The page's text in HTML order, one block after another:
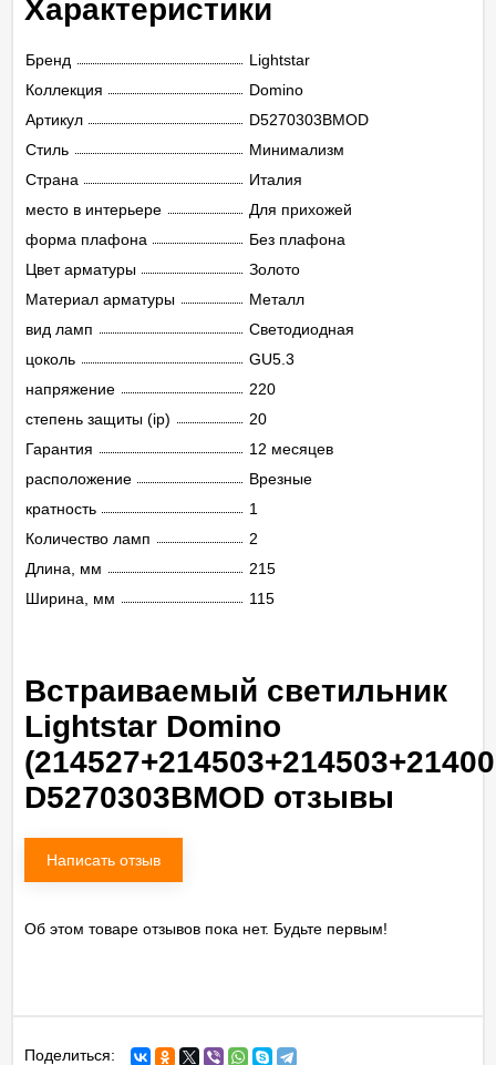
Характеристики
Бренд
Lightstar
Коллекция
Domino
Артикул
D5270303BMOD
Стиль
Минимализм
Страна
Италия
место в интерьере
Для прихожей
форма плафона
Без плафона
Цвет арматуры
Золото
Материал арматуры
Металл
вид ламп
Светодиодная
цоколь
GU5.3
напряжение
220
степень защиты (ip)
20
Гарантия
12 месяцев
расположение
Врезные
кратность
1
Количество ламп
2
Длина, мм
215
Ширина, мм
115
Встраиваемый светильник
Lightstar Domino
D5270303BMOD отзывы
Написать отзыв
Об этом товаре отзывов пока нет. Будьте первым!
Поделиться: